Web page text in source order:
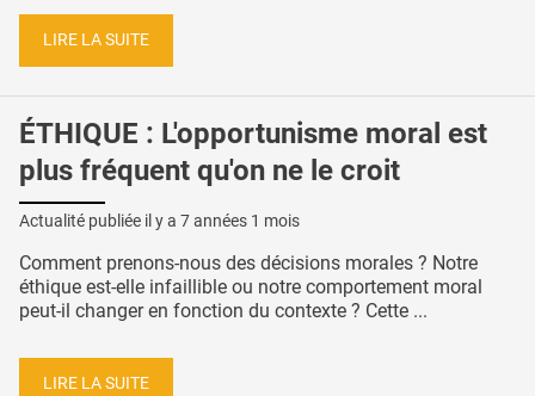
LIRE LA SUITE
ÉTHIQUE : L'opportunisme moral est
plus fréquent qu'on ne le croit
Actualité publiée il y a 7 années 1 mois
Comment prenons-nous des décisions morales ? Notre
éthique est-elle infaillible ou notre comportement moral
peut-il changer en fonction du contexte ? Cette ...
LIRE LA SUITE